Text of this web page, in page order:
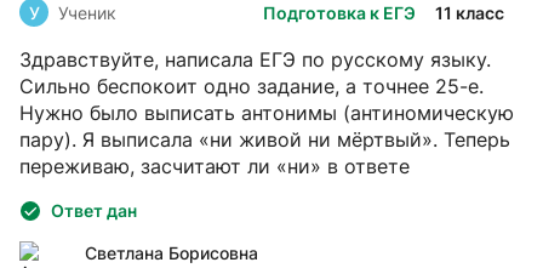
Подготовка к ЕГЭ 11 класс
У Ученик
Здравствуйте, написала ЕГЭ по русскому языку.
Сильно беспокоит одно задание, а точнее 25-е.
Нужно было выписать антонимы (антиномическую
пару). Я выписала «ни живой ни мёртвый». Теперь
переживаю, засчитают ли «ни» в ответе
Ответ дан
Светлана Борисовна